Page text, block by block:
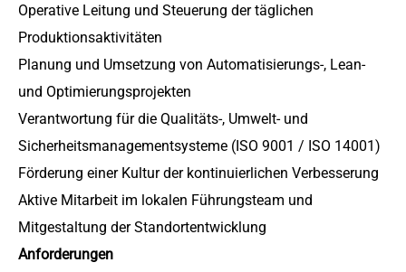
Operative Leitung und Steuerung der täglichen
Produktionsaktivitäten
Planung und Umsetzung von Automatisierungs-, Lean-
und Optimierungsprojekten
Verantwortung für die Qualitäts-, Umwelt- und
Sicherheitsmanagementsysteme (ISO 9001 / ISO 14001)
Förderung einer Kultur der kontinuierlichen Verbesserung
Aktive Mitarbeit im lokalen Führungsteam und
Mitgestaltung der Standortentwicklung
Anforderungen